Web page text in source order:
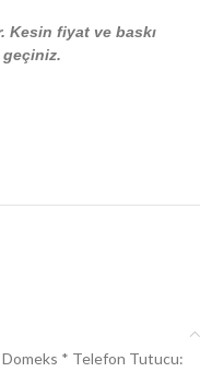
Kesin fiyat ve baskı
Domeks * Telefon Tutucu: